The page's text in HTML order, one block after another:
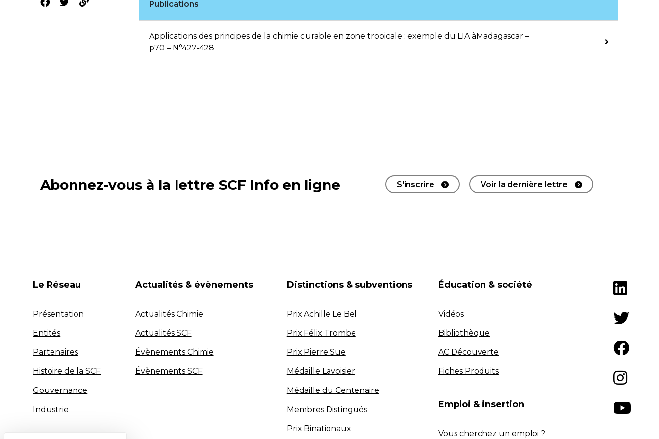
Publications
Applications des principes de la chimie durable en zone tropicale : exemple du LIA àMadagascar –
p70 – N°427-428
Abonnez-vous à la lettre SCF Info en ligne S'inscrire Voir la dernière lettre
Le Réseau
Présentation
Entités
Partenaires
Histoire de la SCF
Gouvernance
Industrie
Actualités & évènements
Actualités Chimie
Actualités SCF
Évènements Chimie
Évènements SCF
Distinctions & subventions
Prix Achille Le Bel
Prix Félix Trombe
Prix Pierre Süe
Médaille Lavoisier
Médaille du Centenaire
Membres Distingués
Prix Binationaux
Éducation & société
Vidéos
Bibliothèque
AC Découverte
Fiches Produits
Emploi & insertion
Vous cherchez un emploi ?